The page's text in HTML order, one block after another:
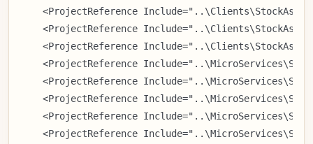
<ProjectReference
<ProjectReference
<ProjectReference
<ProjectReference
<ProjectReference
<ProjectReference
<ProjectReference
<ProjectReference